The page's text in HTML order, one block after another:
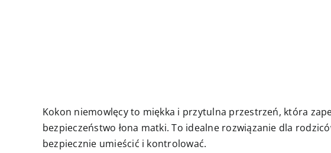
Kokon niemowlęcy to miękka i przytulna przestrzeń, która
bezpieczeństwo łona matki. To idealne rozwiązanie dla
bezpiecznie umieścić i kontrolować.